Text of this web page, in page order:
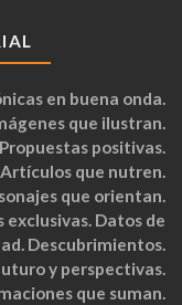
en buena onda.
que ilustran.
Propuestas positivas.
que nutren.
que orientan.
exclusivas. Datos de
Descubrimientos.
y perspectivas.
que suman.